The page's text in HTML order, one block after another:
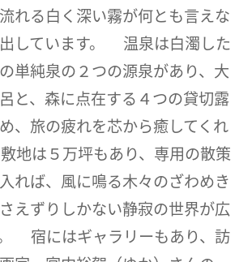
れる白く深い霧が何とも言えな
しています。 温泉は白濁した
単純泉の２つの源泉があり、大
と、森に点在する４つの貸切露
、旅の疲れを芯から癒してくれ
地は５万坪もあり、専用の散策
れば、風に鳴る木々のざわめき
えずりしかない静寂の世界が広
宿にはギャラリーもあり、訪